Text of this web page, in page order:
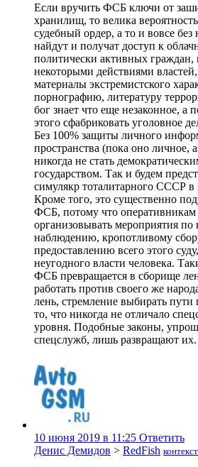
Если вручить ФСБ ключи от
хранилищ, то велика
судебный ордер, а то и вовсе без
найдут и получат доступ к
политически активных граждан,
некоторыми действиями
материалы экстремистского
порнографию, литературу
бог знает что еще незаконное, а
этого сфабриковать уголовное
Без 100% защиты личного
пространства (пока оно личное,
никогда не стать
государством. Так и будем
симулякр тоталитарного СССР в
Кроме того, это существенно
ФСБ, потому что оперативникам
организовывать мероприятия
наблюдению, кропотливому
предоставлению всего этого
неугодного власти человека.
ФСБ превращается в сборище
работать против своего же
лень, стремление выбирать пути
то, что никогда не отличало
уровня. Подобные законы,
спецслужб, лишь развращают их.
10 июня 2019 в 11:25 Ответить
Денис Демидов > RedFish контекст